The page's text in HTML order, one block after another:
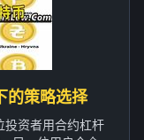
的策略选择
投资者用合约杠杆